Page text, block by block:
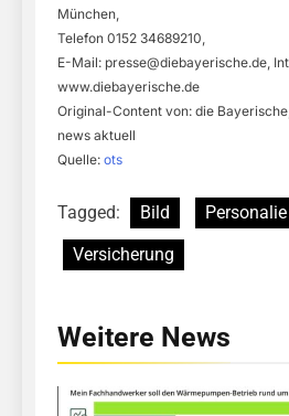
München,
Telefon 0152 34689210,
E-Mail: presse@diebayerische.de,
www.diebayerische.de
Original-Content von: die
news aktuell
Quelle: ots
Tagged: Bild
Personalie
Versicherung
Weitere News